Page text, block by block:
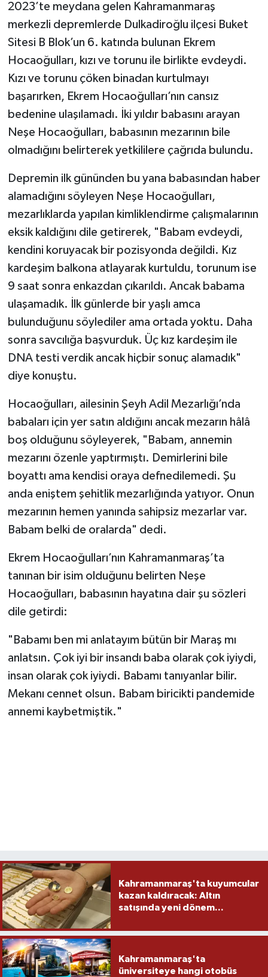
2023’te meydana gelen Kahramanmaraş
merkezli depremlerde Dulkadiroğlu ilçesi Buket
Sitesi B Blok’un 6. katında bulunan Ekrem
Hocaoğulları, kızı ve torunu ile birlikte evdeydi.
Kızı ve torunu çöken binadan kurtulmayı
başarırken, Ekrem Hocaoğulları’nın cansız
bedenine ulaşılamadı. İki yıldır babasını arayan
Neşe Hocaoğulları, babasının mezarının bile
olmadığını belirterek yetkililere çağrıda bulundu.
Depremin ilk gününden bu yana babasından haber
alamadığını söyleyen Neşe Hocaoğulları,
mezarlıklarda yapılan kimliklendirme çalışmalarının
eksik kaldığını dile getirerek, "Babam evdeydi,
kendini koruyacak bir pozisyonda değildi. Kız
kardeşim balkona atlayarak kurtuldu, torunum ise
9 saat sonra enkazdan çıkarıldı. Ancak babama
ulaşamadık. İlk günlerde bir yaşlı amca
bulunduğunu söylediler ama ortada yoktu. Daha
sonra savcılığa başvurduk. Üç kız kardeşim ile
DNA testi verdik ancak hiçbir sonuç alamadık"
diye konuştu.
Hocaoğulları, ailesinin Şeyh Adil Mezarlığı’nda
babaları için yer satın aldığını ancak mezarın hâlâ
boş olduğunu söyleyerek, "Babam, annemin
mezarını özenle yaptırmıştı. Demirlerini bile
boyattı ama kendisi oraya defnedilemedi. Şu
anda eniştem şehitlik mezarlığında yatıyor. Onun
mezarının hemen yanında sahipsiz mezarlar var.
Babam belki de oralarda" dedi.
Ekrem Hocaoğulları’nın Kahramanmaraş’ta
tanınan bir isim olduğunu belirten Neşe
Hocaoğulları, babasının hayatına dair şu sözleri
dile getirdi:
"Babamı ben mi anlatayım bütün bir Maraş mı
anlatsın. Çok iyi bir insandı baba olarak çok iyiydi,
insan olarak çok iyiydi. Babamı tanıyanlar bilir.
Mekanı cennet olsun. Babam biricikti pandemide
annemi kaybetmiştik."
Kahramanmaraş'ta kuyumcular
kazan kaldıracak: Altın
satışında yeni dönem...
Kahramanmaraş'ta
üniversiteye hangi otobüs
OTOMOTİV
YAŞAM
KÜLTÜR SANAT